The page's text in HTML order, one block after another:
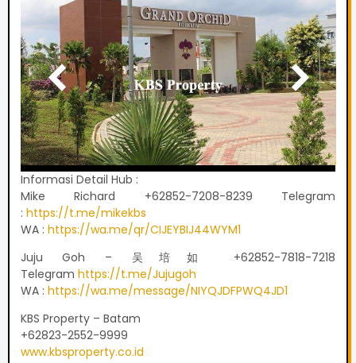
Informasi Detail Hub :
Mike Richard +62852-7208-8239 Telegram
: https://t.me/mikekbs
WA : https://wa.me/qr/CIJEYBIJ44WYM1
Juju Goh – 吴培如 +62852-7818-7218
Telegram https://t.me/Jujugoh
WA : https://wa.me/message/NIYQJDFPWQ4JD1
KBS Property – Batam
+62823-2552-9999
www.kbsproperty.co.id